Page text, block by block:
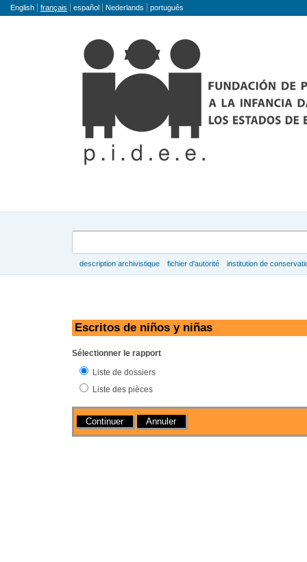
Langue
English français español Nederlands português
description archivistique fichier d'autorité institution de
Escritos de niños y niñas
Sélectionner le rapport
Liste de dossiers
Liste des pièces
Actions Annuler